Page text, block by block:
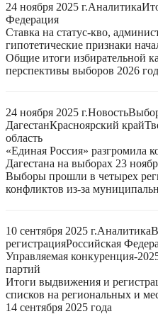
24 ноября 2025 г.Аналитика
Федерация
Ставка на статус-кво,
гипотетические признаки
Общие итоги избирательной
перспективы выборов 2026
24 ноября 2025 г.Новость
ДагестанКрасноярский край
область
«Единая Россия» разгромила
Дагестана на выборах 23
Выборы прошли в четырех
конфликтов из-за
10 сентября 2025 г.Аналитика
регистрацияРоссийская
Управляемая конкуренция-
партий
Итоги выдвижения и
списков на региональных и
14 сентября 2025 года